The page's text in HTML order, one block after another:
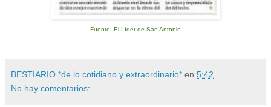
Fuente: El Líder de San Antonio
BESTIARIO *de lo cotidiano y extraordinario* en 5:42
No hay comentarios: